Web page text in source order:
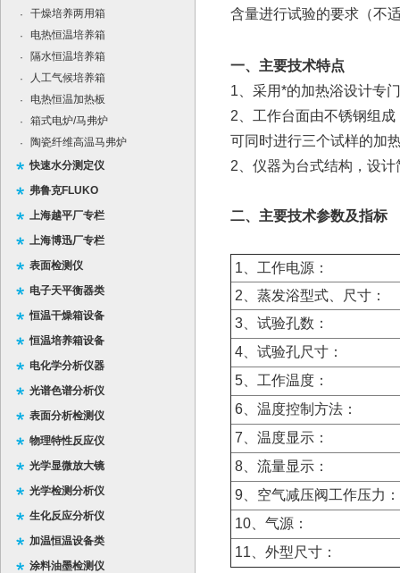
·
干燥培养两用箱
·
电热恒温培养箱
·
隔水恒温培养箱
·
人工气候培养箱
·
电热恒温加热板
·
箱式电炉/马弗炉
·
陶瓷纤维高温马弗炉
快速水分测定仪
弗鲁克FLUKO
上海越平厂专栏
上海博迅厂专栏
表面检测仪
电子天平衡器类
恒温干燥箱设备
恒温培养箱设备
电化学分析仪器
光谱色谱分析仪
表面分析检测仪
物理特性反应仪
光学显微放大镜
光学检测分析仪
生化反应分析仪
加温恒温设备类
涂料油墨检测仪
含量进行试验的要求（不
一、主要技术特点
1、采用*的加热浴设计专
2、工作台面由不锈钢组
可同时进行三个试样的加
2、仪器为台式结构，设
二、主要技术参数及指标
1、工作电源：
2、蒸发浴型式、尺寸：
3、试验孔数：
4、试验孔尺寸：
5、工作温度：
6、温度控制方法：
7、温度显示：
8、流量显示：
9、空气减压阀工作压力：
10、气源：
11、外型尺寸：